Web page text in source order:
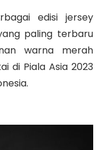
edisi jersey
paling terbaru
warna merah
di Piala Asia 2023